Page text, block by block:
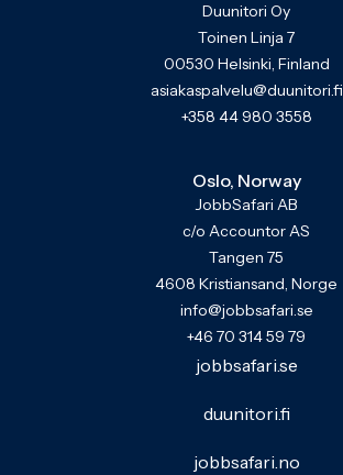
Duunitori Oy
Toinen Linja 7
00530 Helsinki, Finland
asiakaspalvelu@duunitori.fi
+358 44 980 3558
Oslo, Norway
JobbSafari AB
c/o Accountor AS
Tangen 75
4608 Kristiansand, Norge
info@jobbsafari.se
+46 70 314 59 79
jobbsafari.se
duunitori.fi
jobbsafari.no